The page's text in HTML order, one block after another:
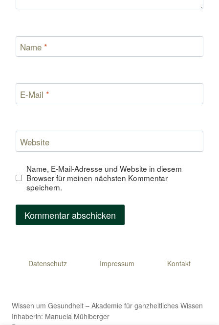
Name *
E-Mail *
Website
Name, E-Mail-Adresse und Website in diesem
Browser für meinen nächsten Kommentar
speichern.
Datenschutz Impressum Kontakt
Wissen um Gesundheit – Akademie für ganzheitliches Wissen
Inhaberin: Manuela Mühlberger